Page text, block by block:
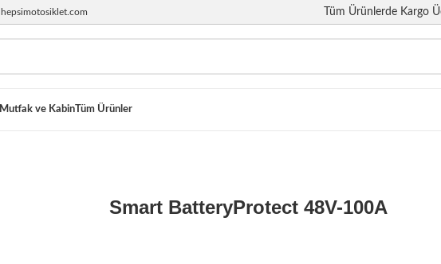
hepsimotosiklet.com Tüm Ürünlerde Kargo
Mutfak ve KabinTüm Ürünler
Smart BatteryProtect 48V-100A